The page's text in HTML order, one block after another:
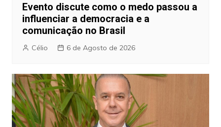
Evento discute como o medo passou a
influenciar a democracia e a
comunicação no Brasil
Célio 6 de Agosto de 2026